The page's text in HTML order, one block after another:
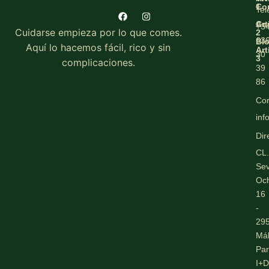
Cuidarse empieza por lo que comes.
Aquí lo hacemos fácil, rico y sin
complicaciones.
30
39
86
CL.
16
-
1
2
3